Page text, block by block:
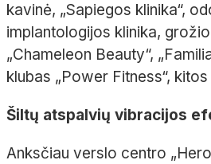
kavinė, „Sapiegos klinika“,
implantologijos klinika,
„Chameleon Beauty“, „
klubas „Power Fitness“,
Šiltų atspalvių vibracijos
Anksčiau verslo centro „Hero